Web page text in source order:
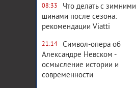
08:33
Что делать с зимними
шинами после сезона:
рекомендации Viatti
21:14
Символ-опера об
Александре Невском -
осмысление истории и
современности